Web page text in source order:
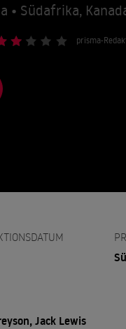
• Südafrika,
prisma-
Jack Lewis